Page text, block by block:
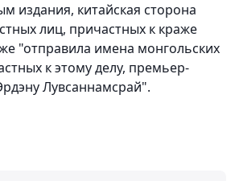
издания, китайская сторона
лиц, причастных к краже
"отправила имена монгольских
к этому делу, премьер-
Лувсаннамсрай".